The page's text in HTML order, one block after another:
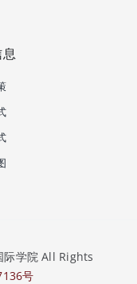
学院 All Rights
号